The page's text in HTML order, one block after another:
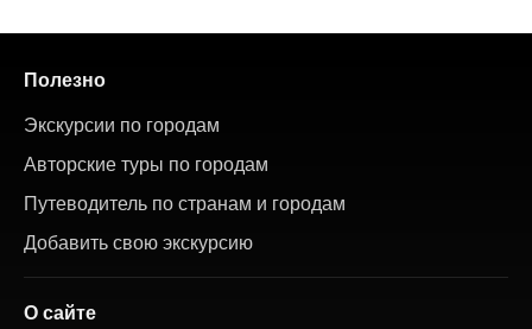
Полезно
Экскурсии по городам
Авторские туры по городам
Путеводитель по странам и городам
Добавить свою экскурсию
О сайте